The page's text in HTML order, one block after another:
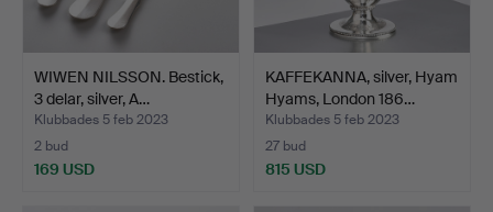
WIWEN NILSSON. Bestick,
3 delar, silver, A…
Klubbades 5 feb 2023
2 bud
169 USD
KAFFEKANNA, silver, Hyam
Hyams, London 186…
Klubbades 5 feb 2023
27 bud
815 USD